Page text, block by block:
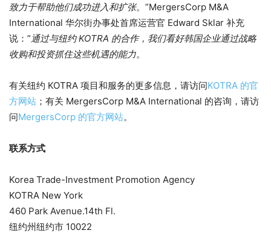
致力于帮助他们成功进入和扩张。”MergersCorp M&A
International 华尔街办事处首席运营官 Edward Sklar 补充
说：”通过与纽约 KOTRA 的合作，我们看好韩国企业通过战略
收购和投资抓住这些机遇的能力。
有关纽约 KOTRA 项目和服务的更多信息，请访问KOTRA 的官
方网站 ；有关 MergersCorp M&A International 的咨询，请访
问MergersCorp 的官方网站。
联系方式
Korea Trade-Investment Promotion Agency
KOTRA New York
460 Park Avenue.14th Fl.
纽约州纽约市 10022